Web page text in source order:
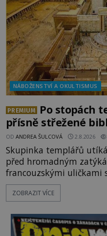
NÁBOŽENSTVÍ A OKULTISMUS
PREMIUM
Po stopách
přísně střežené
OD ANDREA ŠULCOVÁ 2.8.2026
Skupinka templářů
před hromadným
francouzskými uličkami
přístavu. Jeden z nich
tajemným obsahem. Kapitán lodi už na ně čeká.
vyplouváme,“ sdělí jim.
kapitáne?“ zeptá se ho
ZOBRAZIT VÍCE